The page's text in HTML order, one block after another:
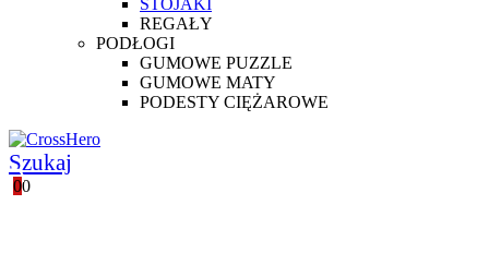
STOJAKI
REGAŁY
PODŁOGI
GUMOWE PUZZLE
GUMOWE MATY
PODESTY CIĘŻAROWE
Szukaj
00